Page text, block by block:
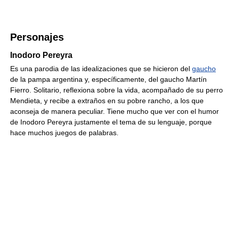
Personajes
Inodoro Pereyra
Es una parodia de las idealizaciones que se hicieron del gaucho
de la pampa argentina y, específicamente, del gaucho Martín
Fierro. Solitario, reflexiona sobre la vida, acompañado de su perro
Mendieta, y recibe a extraños en su pobre rancho, a los que
aconseja de manera peculiar. Tiene mucho que ver con el humor
de Inodoro Pereyra justamente el tema de su lenguaje, porque
hace muchos juegos de palabras.